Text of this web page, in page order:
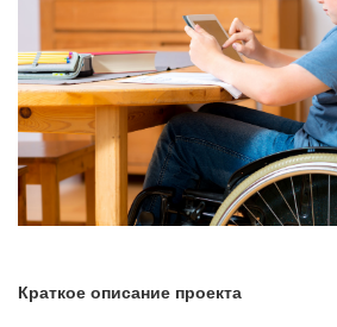
Краткое описание проекта